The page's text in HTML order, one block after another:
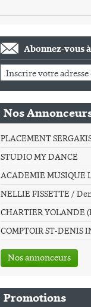
Abonnez-vous
Nos
PLACEMENT
STUDIO MY DANCE
ACADEMIE MUSIQUE
NELLIE FISSETTE /
CHARTIER YOLANDE
COMPTOIR ST-DENIS
Nos annonceurs
Promotions